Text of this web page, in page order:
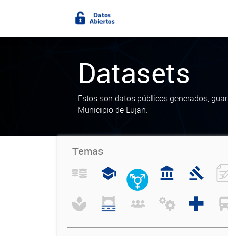
Datasets
Estos son datos públicos generados,
Municipio de Lujan.
Temas